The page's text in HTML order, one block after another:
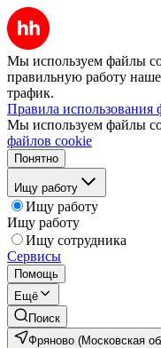
Мы используем файлы
правильную работу
трафик.
Правила использования
Мы используем файлы
файлов cookie
Понятно
Ищу работу
Ищу работу
Ищу работу
Ищу сотрудника
Сервисы
Помощь
Ещё
Поиск
Фряново (Московская